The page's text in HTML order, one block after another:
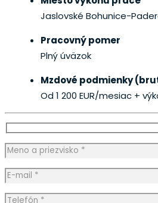
Jaslovské Bohunice-
Pracovný pomer
Plný úväzok
Mzdové podmienky
Od 1 200 EUR/mesiac +